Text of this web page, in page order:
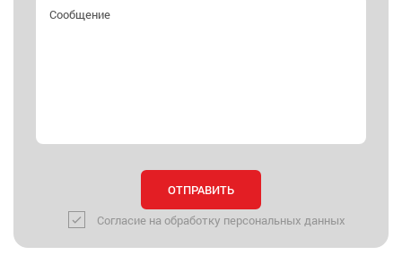
Согласие на обработку персональных данных